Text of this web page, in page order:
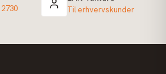
Til erhvervskunder